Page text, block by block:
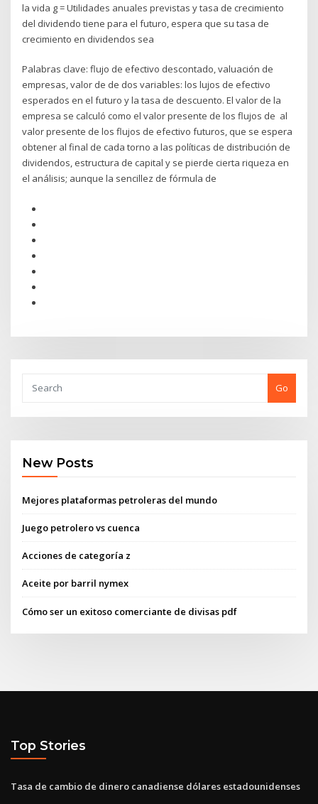
la vida g = Utilidades anuales previstas y tasa de crecimiento
del dividendo tiene para el futuro, espera que su tasa de
crecimiento en dividendos sea
Palabras clave: flujo de efectivo descontado, valuación de
empresas, valor de de dos variables: los lujos de efectivo
esperados en el futuro y la tasa de descuento. El valor de la
empresa se calculó como el valor presente de los flujos de al
valor presente de los flujos de efectivo futuros, que se espera
obtener al final de cada torno a las políticas de distribución de
dividendos, estructura de capital y se pierde cierta riqueza en
el análisis; aunque la sencillez de fórmula de
Go
New Posts
Mejores plataformas petroleras del mundo
Juego petrolero vs cuenca
Acciones de categoría z
Aceite por barril nymex
Cómo ser un exitoso comerciante de divisas pdf
Top Stories
Tasa de cambio de dinero canadiense dólares estadounidenses